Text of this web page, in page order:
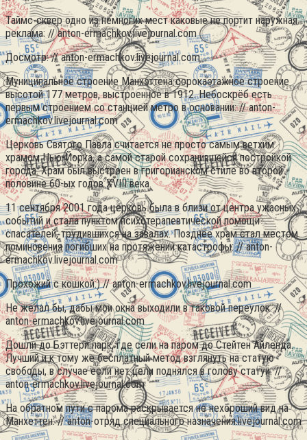
Таймс-сквер одно из немногих мест каковые не портит наружная
реклама: // anton-ermachkov.livejournal.com
Досмотр: // anton-ermachkov.livejournal.com
Муниципальное строение Манхэттена сорокаэтажное строение
высотой 177 метров, выстроенное в 1912. Небоскрёб есть
первым строением со станцией метро в основании: // anton-
ermachkov.livejournal.com
Церковь Святого Павла считается не просто самым ветхим
храмом Нью-Йорка, а самой старой сохранившейся постройкой
города. Храм был выстроен в григорианском стиле во второй
половине 60-ых годов XVIII века.
11 сентября 2001 года церковь была в близи от центра ужасных
событий и стала пунктом психотерапевтической помощи
спасателей, трудившихся на завалах. Позднее храм стал местом
поминовения погибших на протяжении катастрофы: // anton-
ermachkov.livejournal.com
Прохожий с кошкой:) // anton-ermachkov.livejournal.com
Не желал бы, дабы мои окна выходили в таковой переулок: //
anton-ermachkov.livejournal.com
Дошли до Бэттери парк, где сели на паром до Стейтен Айленда.
Лучший и к тому же бесплатный метод взглянуть на статую
свободы, в случае если нет цели поднялся в голову статуи: //
anton-ermachkov.livejournal.com
На обратном пути с парома раскрывается не нехороший вид на
Манхеттен: // anton-отряд специального назначения.livejournal.com